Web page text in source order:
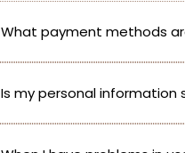
What payment methods
Is my personal information